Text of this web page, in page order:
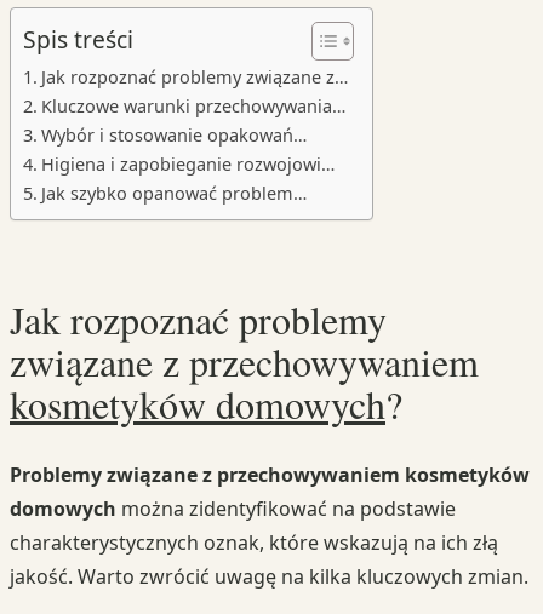
Spis treści
Jak rozpoznać problemy związane z…
Kluczowe warunki przechowywania…
Wybór i stosowanie opakowań…
Higiena i zapobieganie rozwojowi…
Jak szybko opanować problem…
Jak rozpoznać problemy
związane z przechowywaniem
kosmetyków domowych?
Problemy związane z przechowywaniem kosmetyków
domowych można zidentyfikować na podstawie
charakterystycznych oznak, które wskazują na ich złą
jakość. Warto zwrócić uwagę na kilka kluczowych zmian.